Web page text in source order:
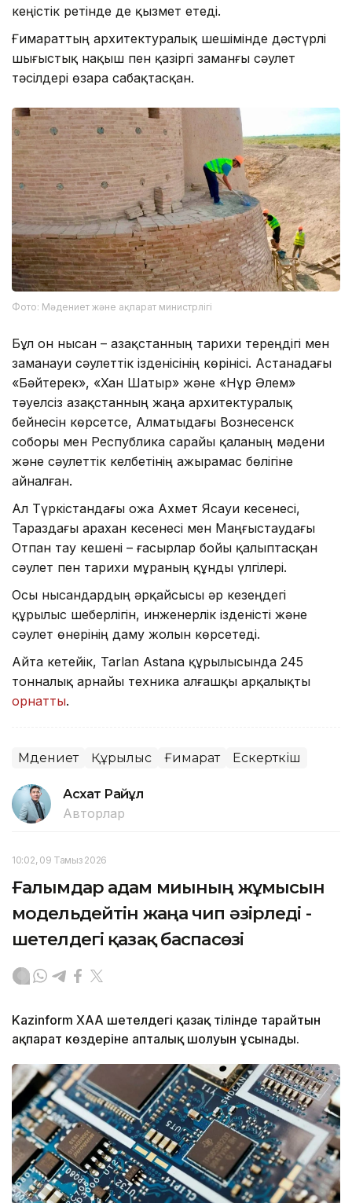
кеңістік ретінде де қызмет етеді.
Ғимараттың архитектуралық шешімінде дәстүрлі
шығыстық нақыш пен қазіргі заманғы сәулет
тәсілдері өзара сабақтасқан.
Фото: Мәдениет және ақпарат министрлігі
Бұл он нысан – Қазақстанның тарихи тереңдігі мен
заманауи сәулеттік ізденісінің көрінісі. Астанадағы
«Бәйтерек», «Хан Шатыр» және «Нұр Әлем»
тәуелсіз Қазақстанның жаңа архитектуралық
бейнесін көрсетсе, Алматыдағы Вознесенск
соборы мен Республика сарайы қаланың мәдени
және сәулеттік келбетінің ажырамас бөлігіне
айналған.
Ал Түркістандағы Қожа Ахмет Ясауи кесенесі,
Тараздағы Қарахан кесенесі мен Маңғыстаудағы
Отпан тау кешені – ғасырлар бойы қалыптасқан
сәулет пен тарихи мұраның құнды үлгілері.
Осы нысандардың әрқайсысы әр кезеңдегі
құрылыс шеберлігін, инженерлік ізденісті және
сәулет өнерінің даму жолын көрсетеді.
Айта кетейік, Tarlan Astana құрылысында 245
тонналық арнайы техника алғашқы арқалықты
орнатты.
Мәдениет Құрылыс Ғимарат Ескерткіш
Асхат Райқұл
Авторлар
10:02, 09 Тамыз 2026
Ғалымдар адам миының жұмысын
модельдейтін жаңа чип әзірледі -
шетелдегі қазақ баспасөзі
Kazinform ХАА шетелдегі қазақ тілінде тарайтын
ақпарат көздеріне апталық шолуын ұсынады.